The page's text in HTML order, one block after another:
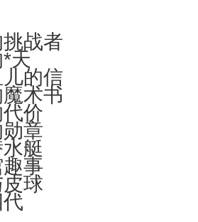
战者
天
的信
术书
价
章
艇
事
球